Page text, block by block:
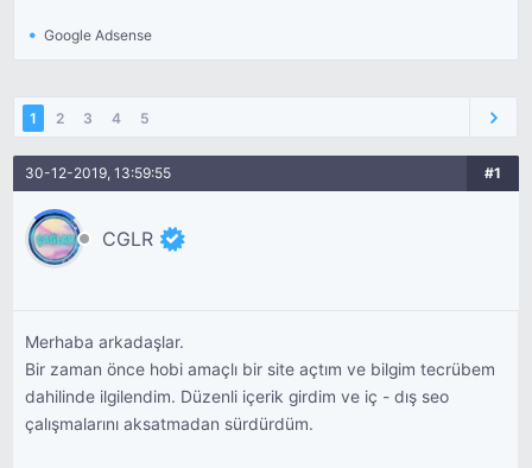
Google Adsense
1 2 3 4 5
30-12-2019, 13:59:55 #1
CGLR
Merhaba arkadaşlar.
Bir zaman önce hobi amaçlı bir site açtım ve bilgim tecrübem
dahilinde ilgilendim. Düzenli içerik girdim ve iç - dış seo
çalışmalarını aksatmadan sürdürdüm.